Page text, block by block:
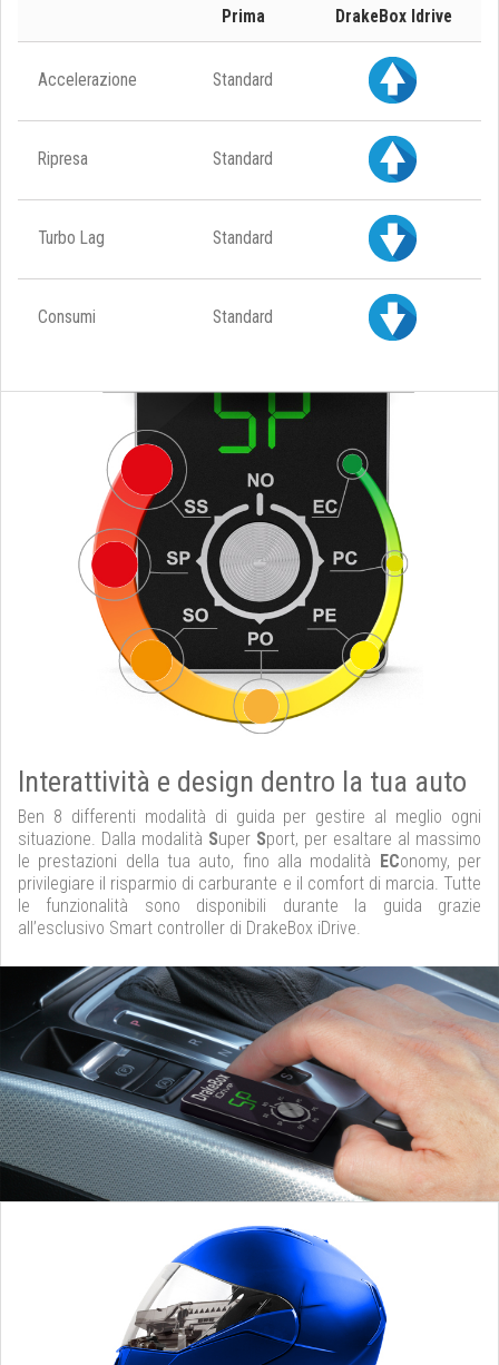
Prima DrakeBox Idrive
Accelerazione Standard
Ripresa Standard
Turbo Lag Standard
Consumi Standard
Interattività e design dentro la tua auto
Ben 8 differenti modalità di guida per gestire al meglio ogni
situazione. Dalla modalità Super Sport, per esaltare al massimo
le prestazioni della tua auto, fino alla modalità EConomy, per
privilegiare il risparmio di carburante e il comfort di marcia. Tutte
le funzionalità sono disponibili durante la guida grazie
all’esclusivo Smart controller di DrakeBox iDrive.